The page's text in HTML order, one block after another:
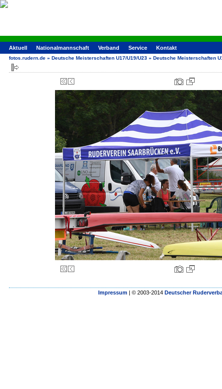
Aktuell Nationalmannschaft Verband Service Kontakt
fotos.rudern.de » Deutsche Meisterschaften U17/U19/U23 » Deutsche Meisterschaften
Impressum | © 2003-2014 Deutscher